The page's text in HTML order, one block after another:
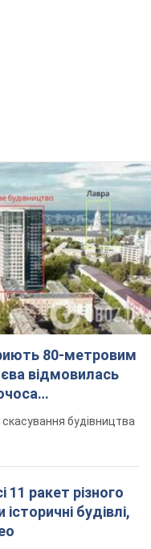
80-метровим
відмовилась
будівництва
ракет різного
будівлі,